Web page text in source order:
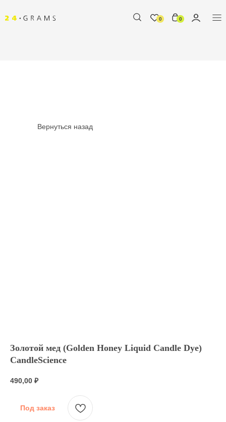
0 0
Вернуться назад
Золотой мед (Golden Honey Liquid Candle Dye)
CandleScience
490,00 ₽
Под заказ